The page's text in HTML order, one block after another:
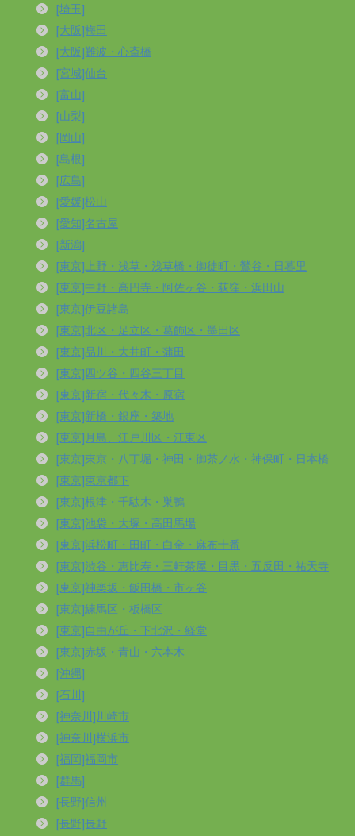
[埼玉]
[大阪]梅田
[大阪]難波・心斎橋
[宮城]仙台
[富山]
[山梨]
[岡山]
[島根]
[広島]
[愛媛]松山
[愛知]名古屋
[新潟]
[東京]上野・浅草・浅草橋・御徒町・鶯谷・日暮里
[東京]中野・高円寺・阿佐ヶ谷・荻窪・浜田山
[東京]伊豆諸島
[東京]北区・足立区・葛飾区・墨田区
[東京]品川・大井町・蒲田
[東京]四ツ谷・四谷三丁目
[東京]新宿・代々木・原宿
[東京]新橋・銀座・築地
[東京]月島、江戸川区・江東区
[東京]東京・八丁堀・神田・御茶ノ水・神保町・日本橋
[東京]東京都下
[東京]根津・千駄木・巣鴨
[東京]池袋・大塚・高田馬場
[東京]浜松町・田町・白金・麻布十番
[東京]渋谷・恵比寿・三軒茶屋・目黒・五反田・祐天寺
[東京]神楽坂・飯田橋・市ヶ谷
[東京]練馬区・板橋区
[東京]自由が丘・下北沢・経堂
[東京]赤坂・青山・六本木
[沖縄]
[石川]
[神奈川]川崎市
[神奈川]横浜市
[福岡]福岡市
[群馬]
[長野]信州
[長野]長野